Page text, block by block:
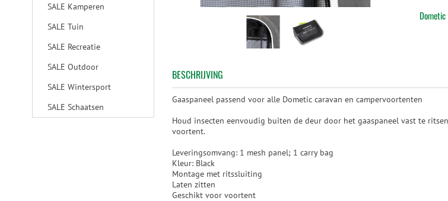
Dometic
BESCHRIJVING
Gaaspaneel passend voor alle Dometic caravan en campervoortenten
Houd insecten eenvoudig buiten de deur door het gaaspaneel vast te
voortent.
Leveringsomvang: 1 mesh panel; 1 carry bag
Kleur: Black
Montage met ritssluiting
Laten zitten
Geschikt voor voortent
SALE Kamperen
SALE Tuin
SALE Recreatie
SALE Outdoor
SALE Wintersport
SALE Schaatsen